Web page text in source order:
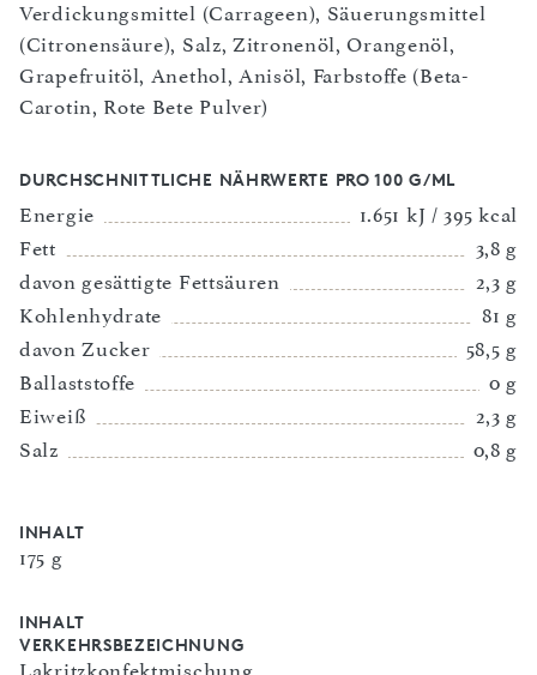
Verdickungsmittel (Carrageen), Säuerungsmittel
(Citronensäure), Salz, Zitronenöl, Orangenöl,
Grapefruitöl, Anethol, Anisöl, Farbstoffe (Beta-
Carotin, Rote Bete Pulver)
DURCHSCHNITTLICHE NÄHRWERTE PRO 100 G/ML
Energie
1.651 kJ / 395 kcal
Fett
3,8 g
davon gesättigte Fettsäuren
2,3 g
Kohlenhydrate
81 g
davon Zucker
58,5 g
Ballaststoffe
0 g
Eiweiß
2,3 g
Salz
0,8 g
INHALT
175 g
INHALT
VERKEHRSBEZEICHNUNG